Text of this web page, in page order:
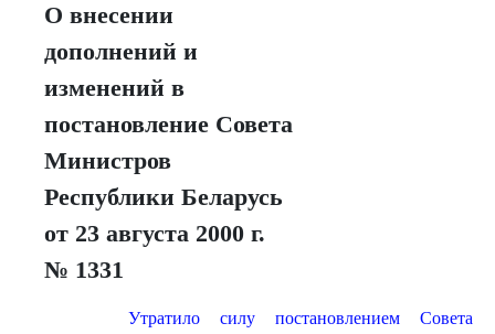
О внесении
дополнений и
изменений в
постановление Совета
Министров
Республики Беларусь
от 23 августа 2000 г.
№ 1331
Утратило силу постановлением Совета